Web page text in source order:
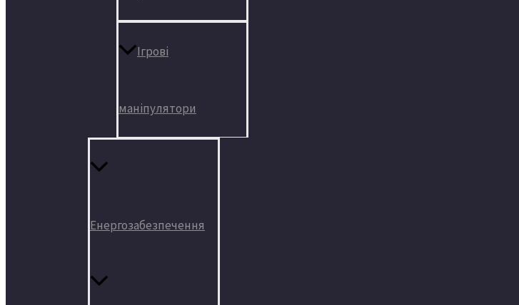
Ігрові
маніпулятори
Енергозабезпечення